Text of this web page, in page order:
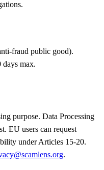
fraud public good).
days max.
purpose. Data Processing
EU users can request
under Articles 15-20.
.